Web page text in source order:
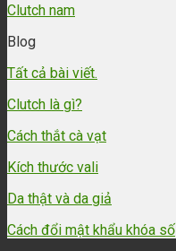
Clutch nam
Blog
Tất cả bài viết.
Clutch là gì?
Cách thắt cà vạt
Kích thước vali
Da thật và da giả
Cách đổi mật khẩu khóa số